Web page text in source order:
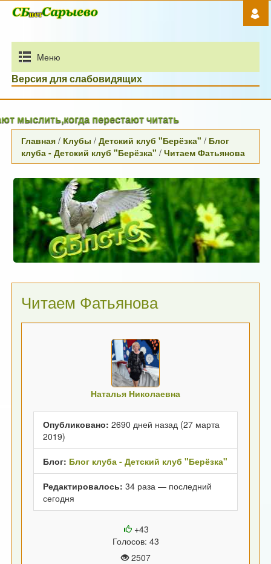
Mеню
Версия для слабовидящих
перестают читать
Главная / Клубы /Детский клуб "Берёзка" / Блог
клуба - Детский клуб "Берёзка" /Читаем Фатьянова
Читаем Фатьянова
Наталья Николаевна
Опубликовано: 2690 дней назад (27 марта
2019)
Блог: Блог клуба - Детский клуб "Берёзка"
Редактировалось: 34 раза — последний
сегодня
+43
Голосов: 43
2507